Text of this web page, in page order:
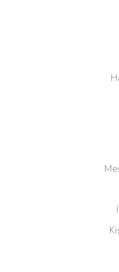
Bu
Ürün resmi
Ürün
Ürün bilgilerinde
Ürün fiyatı diğer
Bu ürüne benzer